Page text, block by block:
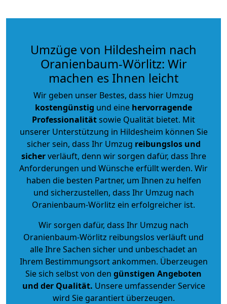
Umzüge von Hildesheim nach
Oranienbaum-Wörlitz: Wir
machen es Ihnen leicht
Wir geben unser Bestes, dass hier Umzug
kostengünstig und eine hervorragende
Professionalitätsowie Qualität bietet. Mit
unserer Unterstützung in Hildesheim können Sie
sicher sein, dass Ihr Umzug reibungslos und
sicherverläuft, denn wir sorgen dafür, dass Ihre
Anforderungen und Wünsche erfüllt werden. Wir
haben die besten Partner, um Ihnen zu helfen
und sicherzustellen, dass Ihr Umzug nach
Oranienbaum-Wörlitz ein erfolgreicher ist.
Wir sorgen dafür, dass Ihr Umzug nach
Oranienbaum-Wörlitz reibungslos verläuft und
alle Ihre Sachen sicher und unbeschadet an
Ihrem Bestimmungsort ankommen. Überzeugen
Sie sich selbst von den günstigen Angeboten
und der Qualität. Unsere umfassender Service
wird Sie garantiert überzeugen.